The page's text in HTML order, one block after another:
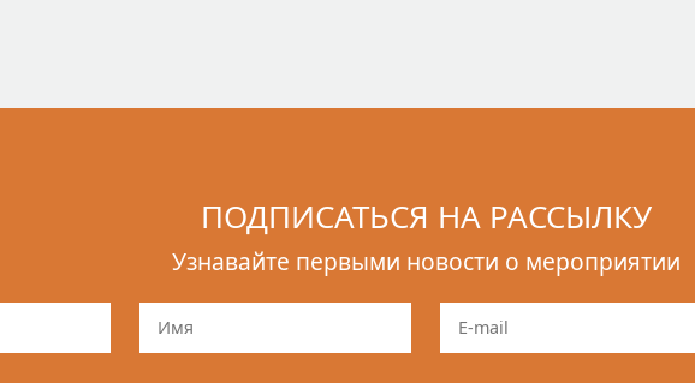
ПОДПИСАТЬСЯ НА РАССЫЛКУ
Узнавайте первыми новости о мероприятии